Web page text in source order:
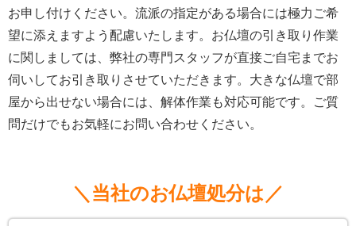
お申し付けください。流派の指定がある場合には極力ご希
望に添えますよう配慮いたします。お仏壇の引き取り作業
に関しましては、弊社の専門スタッフが直接ご自宅までお
伺いしてお引き取りさせていただきます。大きな仏壇で部
屋から出せない場合には、解体作業も対応可能です。ご質
問だけでもお気軽にお問い合わせください。
＼当社のお仏壇処分は／